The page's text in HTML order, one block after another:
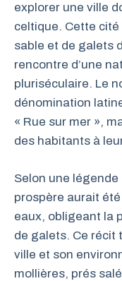
explorer une ville
celtique. Cette cité
sable et de galets
rencontre d’une
pluriséculaire. Le
dénomination
« Rue sur mer »,
des habitants à
Selon une
prospère aurait
eaux, obligeant la
de galets. Ce récit
ville et son
mollières, prés